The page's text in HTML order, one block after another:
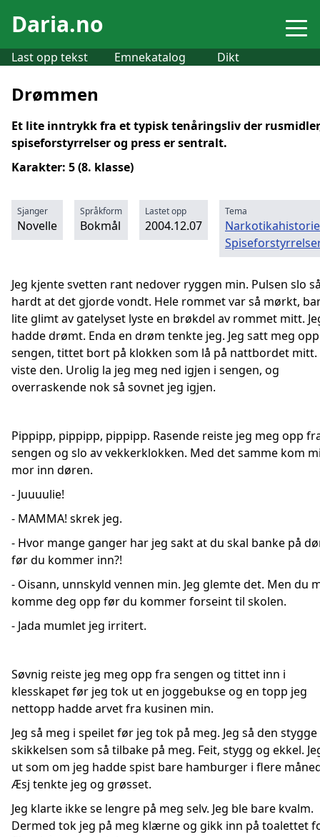
Daria.no
Last opp tekst Emnekatalog Dikt
Drømmen
Et lite inntrykk fra et typisk tenåringsliv der
spiseforstyrrelser og press er sentralt.
Karakter: 5 (8. klasse)
Sjanger
Novelle
Språkform
Bokmål
Lastet opp
2004.12.07
Tema
Jeg kjente svetten rant nedover ryggen min. Pulsen slo
hardt at det gjorde vondt. Hele rommet var så mørkt,
lite glimt av gatelyset lyste en brøkdel av rommet mitt.
hadde drømt. Enda en drøm tenkte jeg. Jeg satt meg
sengen, tittet bort på klokken som lå på nattbordet mitt.
viste den. Urolig la jeg meg ned igjen i sengen, og
overraskende nok så sovnet jeg igjen.
Pippipp, pippipp, pippipp. Rasende reiste jeg meg opp
sengen og slo av vekkerklokken. Med det samme kom
mor inn døren.
- Juuuulie!
- MAMMA! skrek jeg.
- Hvor mange ganger har jeg sakt at du skal banke på
før du kommer inn?!
- Oisann, unnskyld vennen min. Jeg glemte det. Men du
komme deg opp før du kommer forseint til skolen.
- Jada mumlet jeg irritert.
Søvnig reiste jeg meg opp fra sengen og tittet inn i
klesskapet før jeg tok ut en joggebukse og en topp jeg
nettopp hadde arvet fra kusinen min.
Jeg så meg i speilet før jeg tok på meg. Jeg så den stygge
skikkelsen som så tilbake på meg. Feit, stygg og ekkel.
ut som om jeg hadde spist bare hamburger i flere
Æsj tenkte jeg og grøsset.
Jeg klarte ikke se lengre på meg selv. Jeg ble bare kvalm.
Dermed tok jeg på meg klærne og gikk inn på toalettet